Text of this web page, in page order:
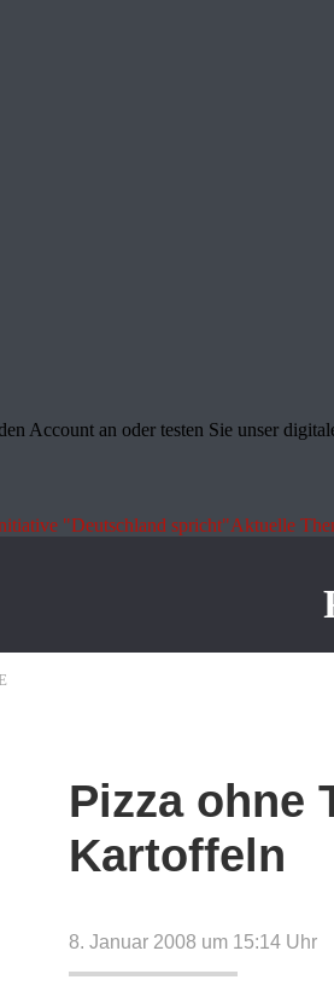
Account an oder testen Sie unser
"Deutschland spricht"Aktuelle
Pizza ohne
Kartoffeln
8. Januar 2008 um 15:14 Uhr